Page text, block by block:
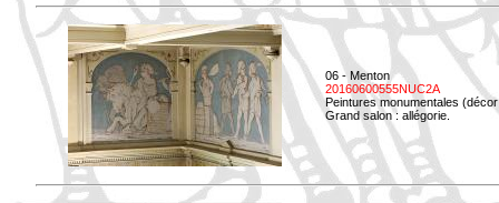
06 - Menton
20160600555NUC2A
Peintures monumentales
Grand salon : allégorie.